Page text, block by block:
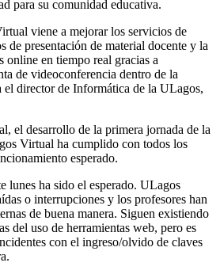
para su comunidad educativa.
viene a mejorar los servicios de
de presentación de material docente y la
online en tiempo real gracias a
de videoconferencia dentro de la
el director de Informática de la ULagos,
el desarrollo de la primera jornada de la
Virtual ha cumplido con todos los
esperado.
lunes ha sido el esperado. ULagos
o interrupciones y los profesores han
de buena manera. Siguen existiendo
del uso de herramientas web, pero es
con el ingreso/olvido de claves